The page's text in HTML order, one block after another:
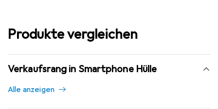
Produkte vergleichen
Verkaufsrang in Smartphone Hülle
Alle anzeigen